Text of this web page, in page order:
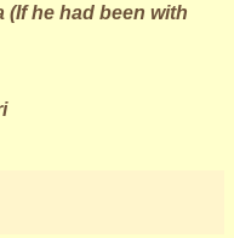
(If he had been with